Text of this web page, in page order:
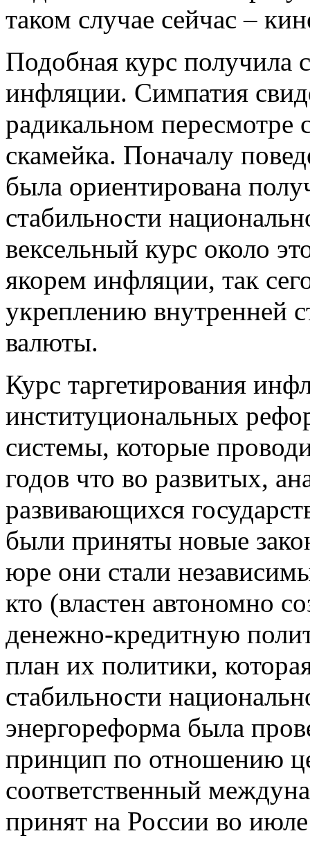
таком случае сейчас –
Подобная курс получила
инфляции. Симпатия
радикальном пересмотре
скамейка. Поначалу
была ориентирована
стабильности
вексельный курс около
якорем инфляции, так
укреплению внутренней
валюты.
Курс таргетирования
институциональных
системы, которые
годов что во развитых,
развивающихся
были приняты новые
юре они стали
кто (властен автономно
денежно-кредитную
план их политики,
стабильности
энергореформа была
принцип по отношению
соответственный
принят на России во